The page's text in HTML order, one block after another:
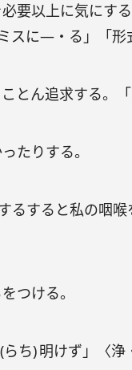
要以上に気にす
スに―・る」「形
とん追求する。
たりする。
るすると私の咽
つける。
ち) 明けず」〈浄